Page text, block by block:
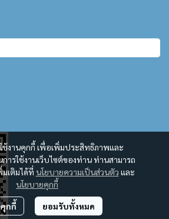
ช้งานคุกกี้ เพื่อเพิ่มประสิทธิภาพและ
ารใช้งานเว็บไซต์ของท่าน ท่านสามารถ
เติมได้ที่ นโยบายความเป็นส่วนตัว และ
นโยบายคุกกี้
กกี้ ยอมรับทั้งหมด